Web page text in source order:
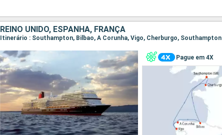
REINO UNIDO, ESPANHA, FRANÇA
Itinerário : Southampton, Bilbao, A Corunha, Vigo, Cherburgo, Southampton
Pague em 4X